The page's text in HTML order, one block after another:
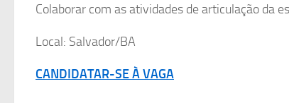
Colaborar com as atividades de articulação da
Local: Salvador/BA
CANDIDATAR-SE À VAGA